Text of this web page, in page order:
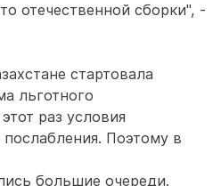
отечественной сборки", -
стартовала
льготного
раз условия
Поэтому в
большие очереди.